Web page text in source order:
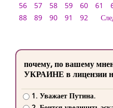
56
57 58 59 60 61
88
89 90 91 92
почему, по вашему
УКРАИНЕ в лицензии
1. Уважает Путина.